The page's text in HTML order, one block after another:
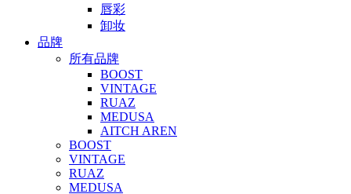
唇彩
卸妆
品牌
所有品牌
BOOST
VINTAGE
RUAZ
MEDUSA
AITCH AREN
BOOST
VINTAGE
RUAZ
MEDUSA